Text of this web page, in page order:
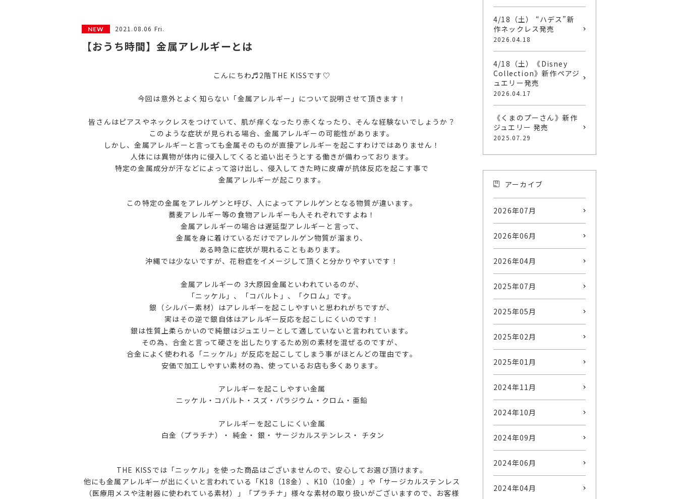
2021.08.06 Fri.
【おうち時間】金属アレルギーとは
こんにちわ♬2階THE KISSです♡
今回は意外とよく知らない「金属アレルギー」について説明させて頂きます！
皆さんはピアスやネックレスをつけていて、肌が痒くなったり赤くなったり、そんな経験ないでしょうか？
このような症状が見られる場合、金属アレルギーの可能性があります。
しかし、金属アレルギーと言っても金属そのものが直接アレルギーを起こすわけではありません！
人体には異物が体内に侵入してくると追い出そうとする働きが備わっております。
特定の金属成分が汗などによって溶け出し、侵入してきた時に皮膚が抗体反応を起こす事で
金属アレルギーが起こります。
この特定の金属をアレルゲンと呼び、人によってアレルゲンとなる物質が違います。
蕎麦アレルギー等の食物アレルギーも人それぞれですよね！
金属アレルギーの場合は遅延型アレルギーと言って、
金属を身に着けているだけでアレルゲン物質が溜まり、
ある時急に症状が現れることもあります。
沖縄では少ないですが、花粉症をイメージして頂くと分かりやすいです！
金属アレルギーの 3大原因金属といわれているのが、
「ニッケル」、「コバルト」、「クロム」です。
銀（シルバー素材）はアレルギーを起こしやすいと思われがちですが、
実はその逆で銀自体はアレルギー反応を起こしにくいのです！
銀は性質上柔らかいので純銀はジュエリーとして適していないと言われています。
その為、合金と言って硬さを出したりするため別の素材を混ぜるのですが、
合金によく使われる「ニッケル」が反応を起こしてしまう事がほとんどの理由です。
安価で加工しやすい素材の為、使っているお店も多くあります。
アレルギーを起こしやすい金属
ニッケル・コバルト・スズ・パラジウム・クロム・亜鉛
アレルギーを起こしにくい金属
白金（プラチナ）・ 純金・ 銀・ サージカルステンレス・ チタン
THE KISSでは「ニッケル」を使った商品はございませんので、安心してお選び頂けます。
他にも金属アレルギーが出にくいと言われている「K18（18金）、K10（10金）」や「サージカルステンレス
（医療用メスや注射器に使われている素材）」「プラチナ」様々な素材の取り扱いがございますので、お客様
4/18（土） “ハデス”新
作ネックレス発売
2026.04.18
4/18（土）《Disney
Collection》新作ペアジ
ュエリー発売
2026.04.17
《くまのプーさん》新作
ジュエリー 発売
2025.07.29
アーカイブ
2026年07月
2026年06月
2026年04月
2025年07月
2025年05月
2025年02月
2025年01月
2024年11月
2024年10月
2024年09月
2024年06月
2024年04月